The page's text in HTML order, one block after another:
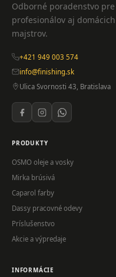
Odborné poradenstvo pre
profesionálov aj domácich
majstrov.
+421 949 003 574
info@finishing.sk
Ulica Svornosti 43, Bratislava
PRODUKTY
OSMO oleje a vosky
Mirka brúsivá
Caparol farby
Dassy pracovné odevy
Príslušenstvo
Akcie a výpredaje
INFORMÁCIE